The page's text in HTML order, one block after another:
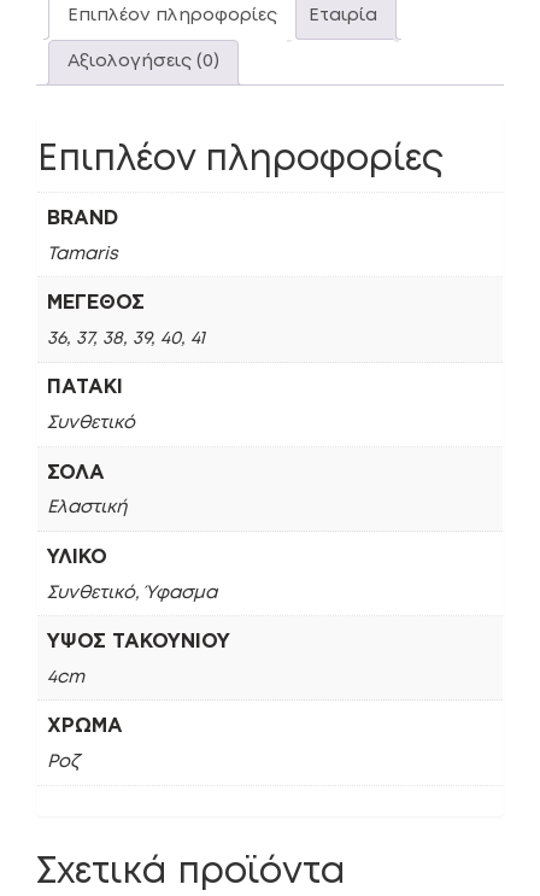
Επιπλέον πληροφορίες Εταιρία
Αξιολογήσεις (0)
Επιπλέον πληροφορίες
BRAND
Tamaris
ΜΈΓΕΘΟΣ
36, 37, 38, 39, 40, 41
ΠΑΤΆΚΙ
Συνθετικό
ΣΌΛΑ
Ελαστική
ΥΛΙΚΌ
Συνθετικό, Ύφασμα
ΎΨΟΣ ΤΑΚΟΥΝΙΟΎ
4cm
ΧΡΏΜΑ
Ροζ
Σχετικά προϊόντα